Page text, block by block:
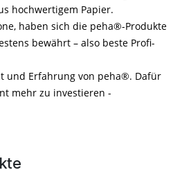
hochwertigem Papier.
haben sich die peha®-Produkte
bewährt – also beste Profi-
und Erfahrung von peha®. Dafür
mehr zu investieren -